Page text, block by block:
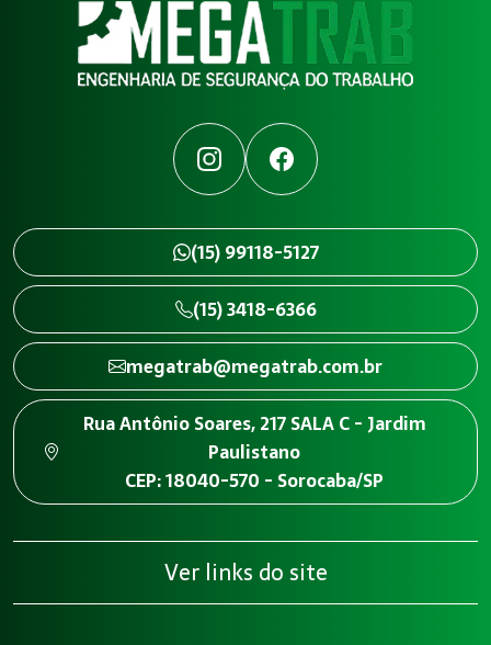
InstagramFacebook
(15) 99118-5127
(15) 3418-6366
megatrab@megatrab.com.br
Rua Antônio Soares, 217 SALA C - Jardim
Paulistano
CEP: 18040-570 - Sorocaba/SP
Ver links do site